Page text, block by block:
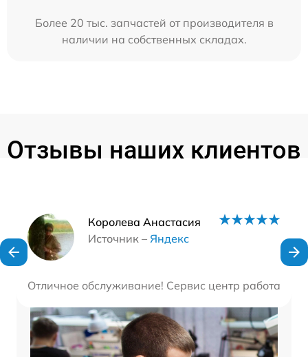
Более 20 тыс. запчастей от производителя в
наличии на собственных складах.
Отзывы наших клиентов
Королева Анастасия
Источник – Яндекс
Отличное обслуживание! Сервис центр работает
Наши мастера